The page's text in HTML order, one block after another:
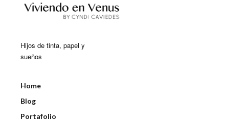
Hijos de tinta, papel y
sueños
Home
Blog
Portafolio